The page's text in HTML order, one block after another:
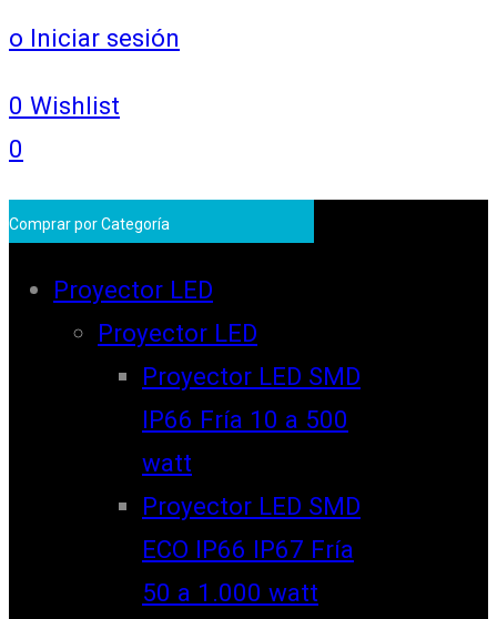
o Iniciar sesión
0 Wishlist
0
Comprar por Categoría
Proyector LED
Proyector LED
Proyector LED SMD
IP66 Fría 10 a 500
watt
Proyector LED SMD
ECO IP66 IP67 Fría
50 a 1.000 watt